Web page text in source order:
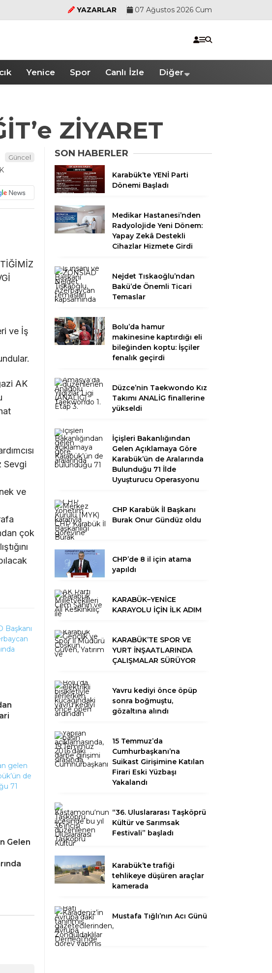
YAZARLAR 07 Ağustos 2026 Cum
Yenice Spor Canlı İzle Diğer
ZİYARET
Güncel
ve İş
AK
Sevgi
ve
çok
Gelen
SON HABERLER
Karabük’te YENİ Parti
Dönemi Başladı
Medikar Hastanesi’nden
Radyolojide Yeni Dönem:
Yapay Zekâ Destekli
Cihazlar Hizmete Girdi
Nejdet Tıskaoğlu’ndan
Bakü’de Önemli Ticari
Temaslar
Bolu’da hamur
makinesine kaptırdığı eli
bileğinden koptu: İşçiler
fenalık geçirdi
Düzce’nin Taekwondo Kız
Takımı ANALİG finallerine
yükseldi
İçişleri Bakanlığından
Gelen Açıklamaya Göre
Karabük’ün de Aralarında
Bulunduğu 71 İlde
Uyuşturucu Operasyonu
CHP Karabük İl Başkanı
Burak Onur Gündüz oldu
CHP’de 8 il için atama
yapıldı
KARABÜK–YENİCE
KARAYOLU İÇİN İLK ADIM
KARABÜK’TE SPOR VE
YURT İNŞAATLARINDA
ÇALIŞMALAR SÜRÜYOR
Yavru kediyi önce öpüp
sonra boğmuştu,
gözaltına alındı
15 Temmuz’da
Cumhurbaşkanı’na
Suikast Girişimine Katılan
Firari Eski Yüzbaşı
Yakalandı
“36. Uluslararası Taşköprü
Kültür ve Sarımsak
Festivali” başladı
Karabük’te trafiği
tehlikeye düşüren araçlar
kamerada
Mustafa Tığlı’nın Acı Günü